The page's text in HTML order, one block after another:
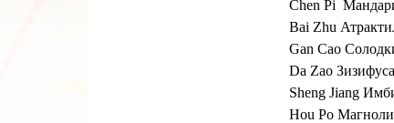
Chen Pi
Bai Zhu
Gan Cao
Da Zao
Sheng Jiang
Hou Po